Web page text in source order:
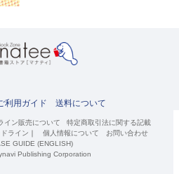
利用ガイド 送料について
イン販売について
特定商取引法に関する記載
ライン ｜ 個人情報について
お問い合わせ
GUIDE (ENGLISH)
Publishing Corporation